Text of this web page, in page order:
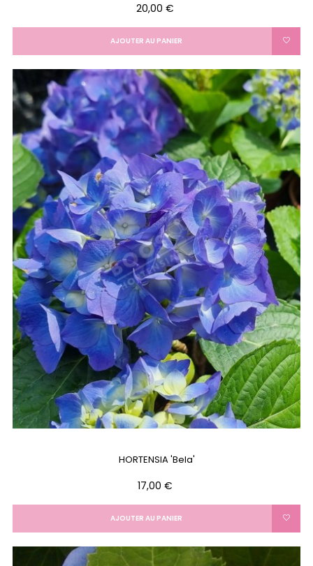
Prix
20,00 €
AJOUTER AU PANIER
HORTENSIA 'Bela'
Prix
17,00 €
AJOUTER AU PANIER